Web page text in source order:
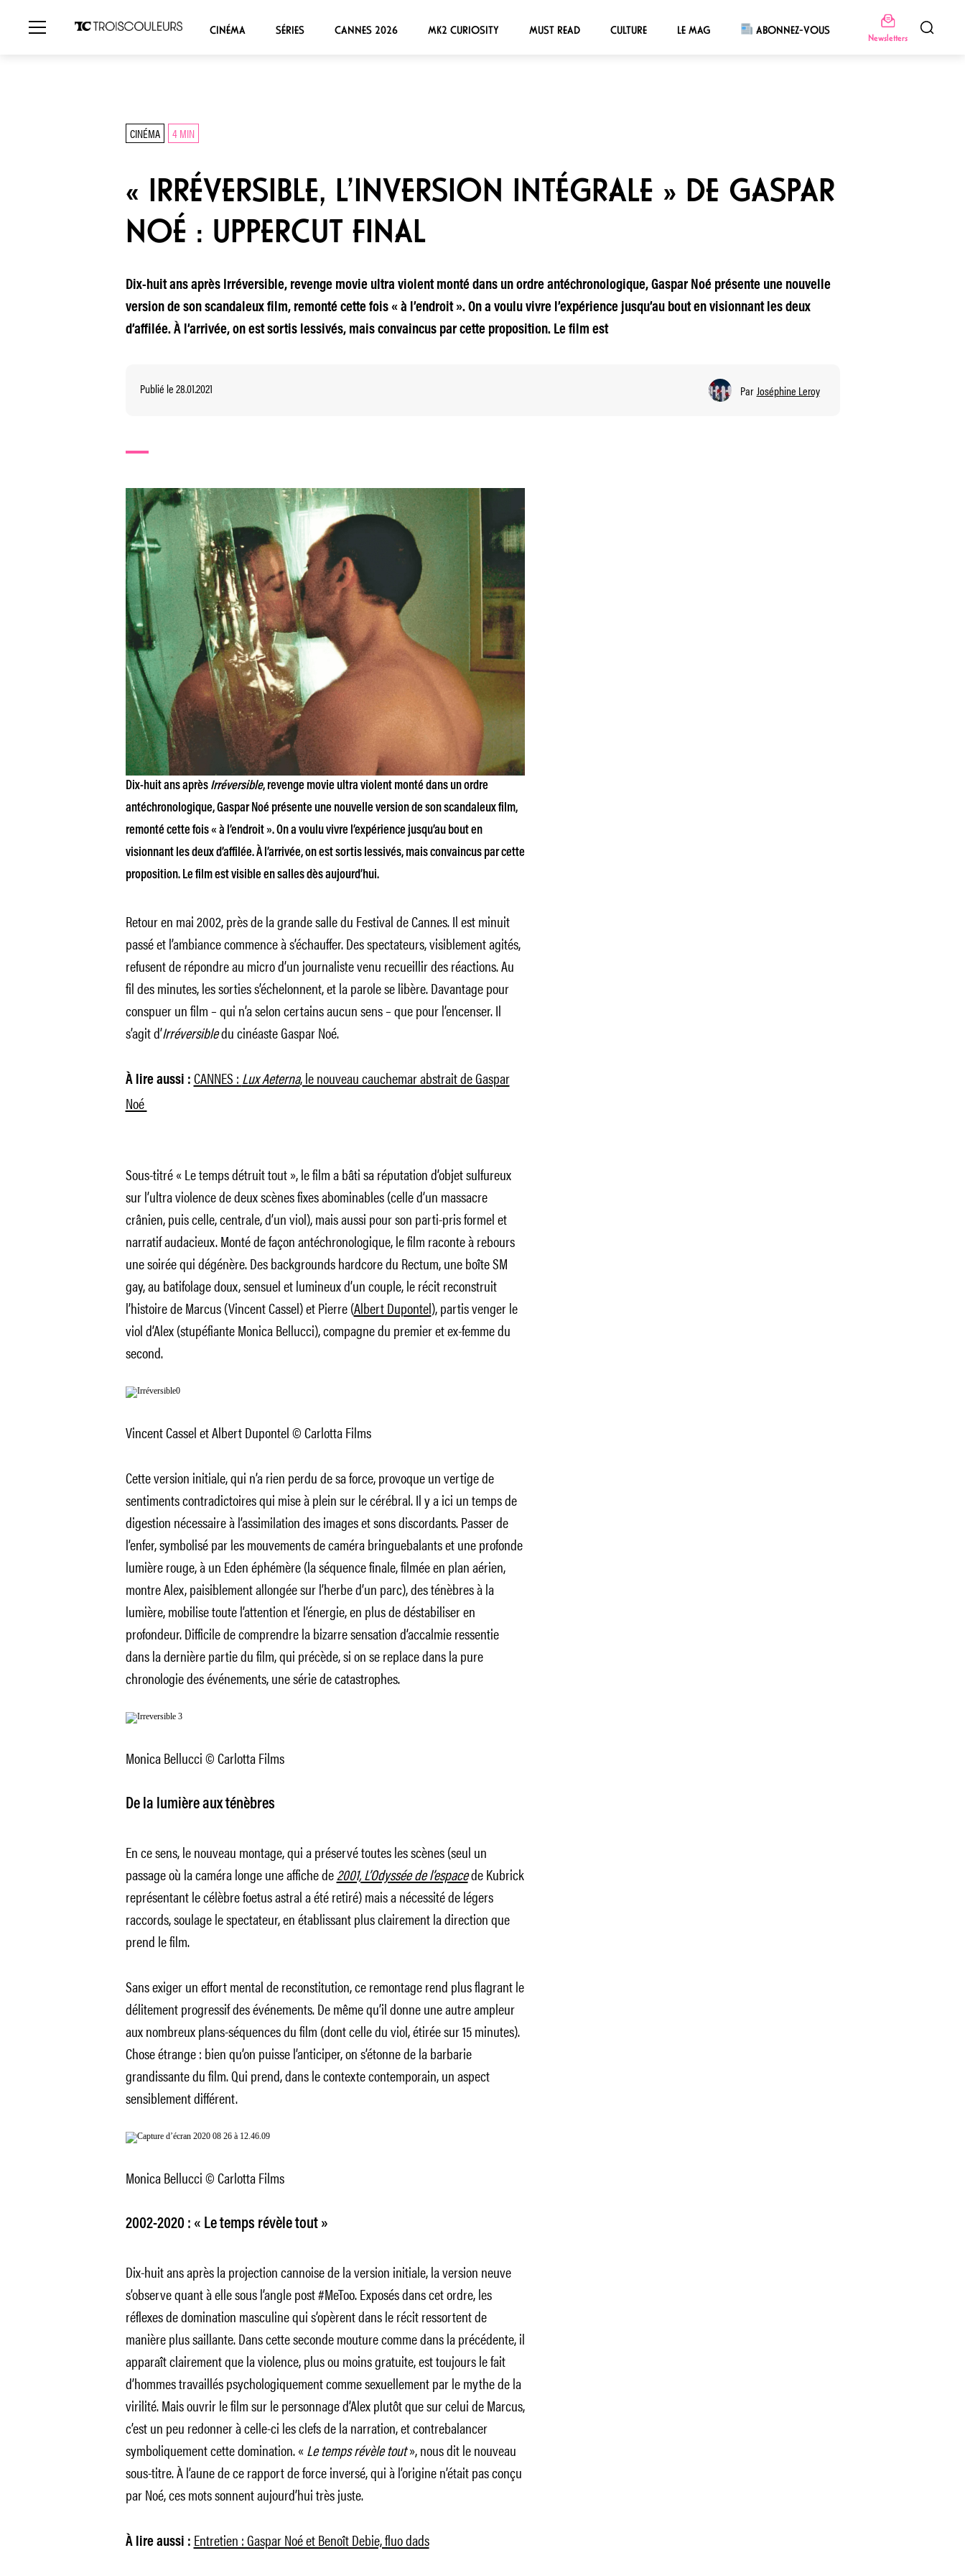
CINÉMA SÉRIES CANNES 2026 MK2 CURIOSITY MUST READ CULTURE LE MAG ABONNEZ-VOUS
Newsletters
CINÉMA 4 MIN
« IRRÉVERSIBLE, L’INVERSION INTÉGRALE » DE GASPAR
NOÉ : UPPERCUT FINAL
Dix-huit ans après Irréversible, revenge movie ultra violent monté dans un ordre antéchronologique, Gaspar Noé présente une nouvelle
version de son scandaleux film, remonté cette fois « à l’endroit ». On a voulu vivre l’expérience jusqu’au bout en visionnant les deux
d’affilée. À l’arrivée, on est sortis lessivés, mais convaincus par cette proposition. Le film est
Publié le 28.01.2021 Par Joséphine Leroy
Dix-huit ans après Irréversible, revenge movie ultra violent monté dans un ordre
antéchronologique, Gaspar Noé présente une nouvelle version de son scandaleux film,
remonté cette fois « à l’endroit ». On a voulu vivre l’expérience jusqu’au bout en
visionnant les deux d’affilée. À l’arrivée, on est sortis lessivés, mais convaincus par cette
proposition. Le film est visible en salles dès aujourd’hui.
Retour en mai 2002, près de la grande salle du Festival de Cannes. Il est minuit
passé et l’ambiance commence à s’échauffer. Des spectateurs, visiblement agités,
refusent de répondre au micro d’un journaliste venu recueillir des réactions. Au
fil des minutes, les sorties s’échelonnent, et la parole se libère. Davantage pour
conspuer un film – qui n’a selon certains aucun sens – que pour l’encenser. Il
s’agit d’Irréversibledu cinéaste Gaspar Noé.
À lire aussi : CANNES : Lux Aeterna, le nouveau cauchemar abstrait de Gaspar
Noé
Sous-titré « Le temps détruit tout », le film a bâti sa réputation d’objet sulfureux
sur l’ultra violence de deux scènes fixes abominables (celle d’un massacre
crânien, puis celle, centrale, d’un viol), mais aussi pour son parti-pris formel et
narratif audacieux. Monté de façon antéchronologique, le film raconte à rebours
une soirée qui dégénère. Des backgrounds hardcore du Rectum, une boîte SM
gay, au batifolage doux, sensuel et lumineux d’un couple, le récit reconstruit
l’histoire de Marcus (Vincent Cassel) et Pierre (Albert Dupontel), partis venger le
viol d’Alex (stupéfiante Monica Bellucci), compagne du premier et ex-femme du
second.
Vincent Cassel et Albert Dupontel © Carlotta Films
Cette version initiale, qui n’a rien perdu de sa force, provoque un vertige de
sentiments contradictoires qui mise à plein sur le cérébral. Il y a ici un temps de
digestion nécessaire à l’assimilation des images et sons discordants. Passer de
l’enfer, symbolisé par les mouvements de caméra bringuebalants et une profonde
lumière rouge, à un Eden éphémère (la séquence finale, filmée en plan aérien,
montre Alex, paisiblement allongée sur l’herbe d’un parc), des ténèbres à la
lumière, mobilise toute l’attention et l’énergie, en plus de déstabiliser en
profondeur. Difficile de comprendre la bizarre sensation d’accalmie ressentie
dans la dernière partie du film, qui précède, si on se replace dans la pure
chronologie des événements, une série de catastrophes.
Monica Bellucci © Carlotta Films
De la lumière aux ténèbres
En ce sens, le nouveau montage, qui a préservé toutes les scènes (seul un
passage où la caméra longe une affiche de2001, L’Odyssée de l’espacede Kubrick
représentant le célèbre foetus astral a été retiré) mais a nécessité de légers
raccords, soulage le spectateur, en établissant plus clairement la direction que
prend le film.
Sans exiger un effort mental de reconstitution, ce remontage rend plus flagrant le
délitement progressif des événements. De même qu’il donne une autre ampleur
aux nombreux plans-séquences du film (dont celle du viol, étirée sur 15 minutes).
Chose étrange : bien qu’on puisse l’anticiper, on s’étonne de la barbarie
grandissante du film. Qui prend, dans le contexte contemporain, un aspect
sensiblement différent.
Monica Bellucci © Carlotta Films
2002-2020 : « Le temps révèle tout »
Dix-huit ans après la projection cannoise de la version initiale, la version neuve
s’observe quant à elle sous l’angle post #MeToo. Exposés dans cet ordre, les
réflexes de domination masculine qui s’opèrent dans le récit ressortent de
manière plus saillante. Dans cette seconde mouture comme dans la précédente, il
apparaît clairement que la violence, plus ou moins gratuite, est toujours le fait
d’hommes travaillés psychologiquement comme sexuellement par le mythe de la
virilité. Mais ouvrir le film sur le personnage d’Alex plutôt que sur celui de Marcus,
c’est un peu redonner à celle-ci les clefs de la narration, et contrebalancer
symboliquement cette domination. «Le temps révèle tout», nous dit le nouveau
sous-titre. À l’aune de ce rapport de force inversé, qui à l’origine n’était pas conçu
par Noé, ces mots sonnent aujourd’hui très juste.
À lire aussi : Entretien : Gaspar Noé et Benoît Debie, fluo dads